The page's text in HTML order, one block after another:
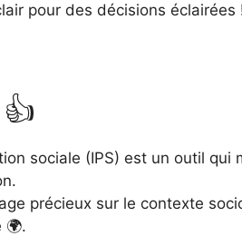
pour des décisions éclairées
sociale (IPS) est un outil
précieux sur le contexte
🌍.